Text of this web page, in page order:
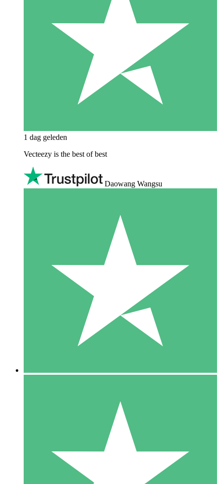
1 dag geleden
Vecteezy is the best of best
Daowang Wangsu